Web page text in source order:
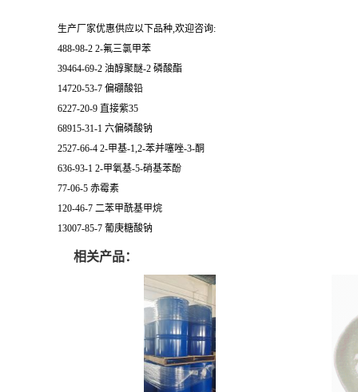
生产厂家优惠供应以下品种,欢迎咨询:
488-98-2 2-氟三氯甲苯
39464-69-2 油醇聚醚-2 磷酸酯
14720-53-7 偏硼酸铅
6227-20-9 直接紫35
68915-31-1 六偏磷酸钠
2527-66-4 2-甲基-1,2-苯并噻唑-3-酮
636-93-1 2-甲氧基-5-硝基苯酚
77-06-5 赤霉素
120-46-7 二苯甲酰基甲烷
13007-85-7 葡庚糖酸钠
相关产品：